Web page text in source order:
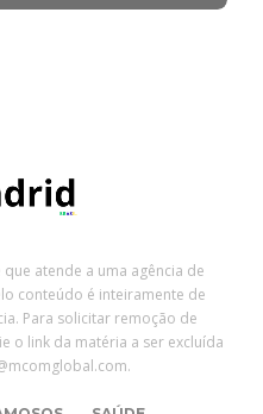
atende a uma agência de
conteúdo é inteiramente de
Para solicitar remoção de
o link da matéria a ser excluída